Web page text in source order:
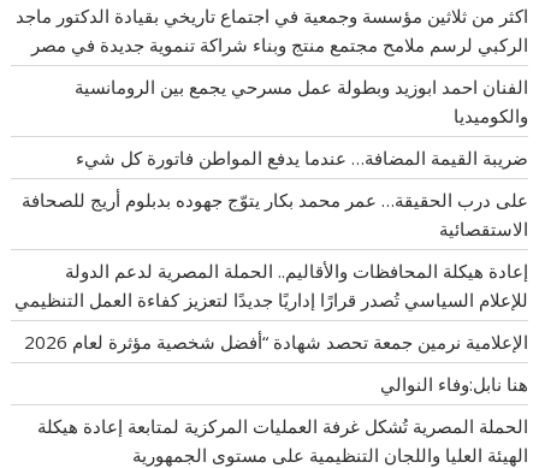
اكثر من ثلاثين مؤسسة وجمعية في اجتماع تاريخي بقيادة الدكتور ماجد
الركبي لرسم ملامح مجتمع منتج وبناء شراكة تنموية جديدة في مصر
الفنان احمد ابوزيد وبطولة عمل مسرحي يجمع بين الرومانسية
والكوميديا
ضريبة القيمة المضافة… عندما يدفع المواطن فاتورة كل شيء
على درب الحقيقة… عمر محمد بكار يتوّج جهوده بدبلوم أريج للصحافة
الاستقصائية
إعادة هيكلة المحافظات والأقاليم.. الحملة المصرية لدعم الدولة
للإعلام السياسي تُصدر قرارًا إداريًا جديدًا لتعزيز كفاءة العمل التنظيمي
الإعلامية نرمين جمعة تحصد شهادة “أفضل شخصية مؤثرة لعام 2026
هنا نابل:وفاء النوالي
الحملة المصرية تُشكل غرفة العمليات المركزية لمتابعة إعادة هيكلة
الهيئة العليا واللجان التنظيمية على مستوى الجمهورية